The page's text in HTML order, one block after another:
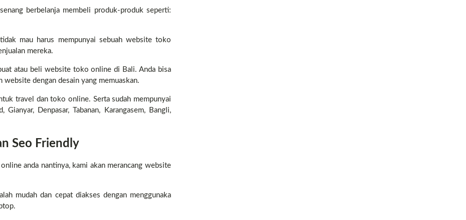
berbelanja membeli produk-produk seperti:
mau harus mempunyai sebuah website toko
mereka.
atau beli website toko online di Bali. Anda bisa
dengan desain yang memuaskan.
travel dan toko online. Serta sudah mempunyai
Denpasar, Tabanan, Karangasem, Bangli,
Seo Friendly
anda nantinya, kami akan merancang website
mudah dan cepat diakses dengan menggunaka